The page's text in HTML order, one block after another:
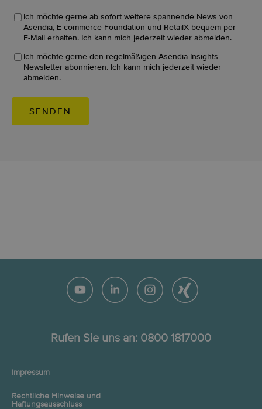
Ich möchte gerne ab sofort weitere spannende News von
Asendia, E-commerce Foundation und RetailX bequem per
E-Mail erhalten. Ich kann mich jederzeit wieder abmelden.
Ich möchte gerne den regelmäßigen Asendia Insights
Newsletter abonnieren. Ich kann mich jederzeit wieder
abmelden.
Rufen Sie uns an: 0800 1817000
Impressum
Rechtliche Hinweise und
Haftungsausschluss